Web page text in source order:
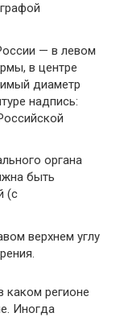
— в левом
в центре
диаметр
надпись:
органа
быть
(с
верхнем углу
каком регионе
Иногда